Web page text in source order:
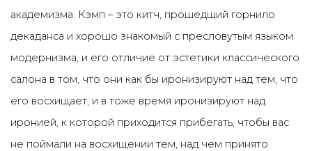
академизма. Кэмп – это китч, прошедший горнило
декаданса и хорошо знакомый с пресловутым языком
модернизма, и его отличие от эстетики классического
салона в том, что они как бы иронизируют над тем, что
его восхищает, и в тоже время иронизируют над
иронией, к которой приходится прибегать, чтобы вас
не поймали на восхищении тем, над чем принято